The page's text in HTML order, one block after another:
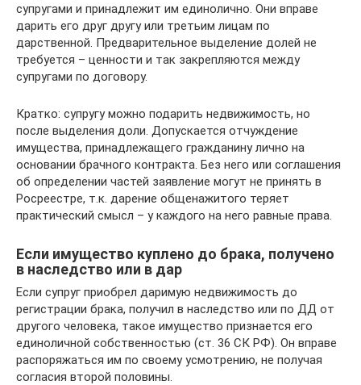
супругами и принадлежит им единолично. Они вправе
дарить его друг другу или третьим лицам по
дарственной. Предварительное выделение долей не
требуется – ценности и так закрепляются между
супругами по договору.
Кратко: супругу можно подарить недвижимость, но
после выделения доли. Допускается отчуждение
имущества, принадлежащего гражданину лично на
основании брачного контракта. Без него или соглашения
об определении частей заявление могут не принять в
Росреестре, т.к. дарение общенажитого теряет
практический смысл – у каждого на него равные права.
Если имущество куплено до брака, получено
в наследство или в дар
Если супруг приобрел даримую недвижимость до
регистрации брака, получил в наследство или по ДД от
другого человека, такое имущество признается его
единоличной собственностью (ст. 36 СК РФ). Он вправе
распоряжаться им по своему усмотрению, не получая
согласия второй половины.